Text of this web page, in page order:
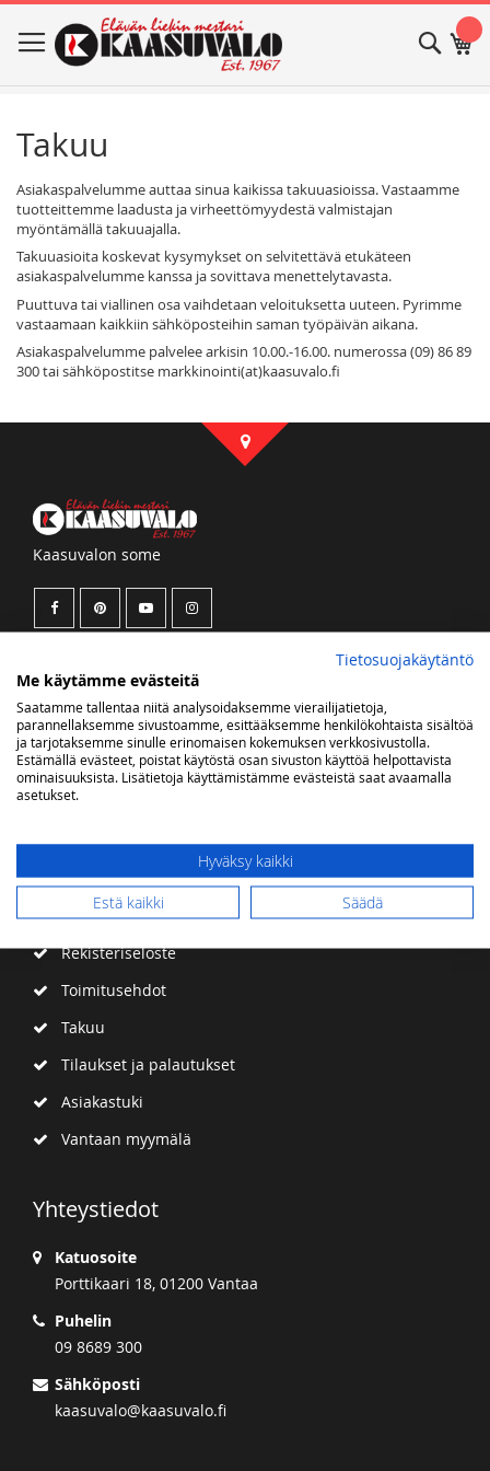
to
Content
Haku
Takuu
Asiakaspalvelumme auttaa sinua kaikissa takuuasioissa. Vastaamme
tuotteittemme laadusta ja virheettömyydestä valmistajan
myöntämällä takuuajalla.
Takuuasioita koskevat kysymykset on selvitettävä etukäteen
asiakaspalvelumme kanssa ja sovittava menettelytavasta.
Puuttuva tai viallinen osa vaihdetaan veloituksetta uuteen. Pyrimme
vastaamaan kaikkiin sähköposteihin saman työpäivän aikana.
Asiakaspalvelumme palvelee arkisin 10.00.-16.00. numerossa (09) 86 89
300 tai sähköpostitse markkinointi(at)kaasuvalo.fi
Kaasuvalon some
Uutiskirje
Saat tietoa uutuustuotteista ja tarjouksista sähköpostiisi
Tilaa
uutiskirjeemme:
uutiskirje
Asiakaspalvelu
Rekisteriseloste
Toimitusehdot
Takuu
Tilaukset ja palautukset
Asiakastuki
Vantaan myymälä
Yhteystiedot
Katuosoite
Porttikaari 18, 01200 Vantaa
Puhelin
09 8689 300
Sähköposti
kaasuvalo@kaasuvalo.fi
Tietosuojakäytäntö
Me käytämme evästeitä
Saatamme tallentaa niitä analysoidaksemme vierailijatietoja,
parannellaksemme sivustoamme, esittääksemme henkilökohtaista sisältöä
ja tarjotaksemme sinulle erinomaisen kokemuksen verkkosivustolla.
Estämällä evästeet, poistat käytöstä osan sivuston käyttöä helpottavista
ominaisuuksista. Lisätietoja käyttämistämme evästeistä saat avaamalla
asetukset.
Hyväksy kaikki
Estä kaikki
Säädä